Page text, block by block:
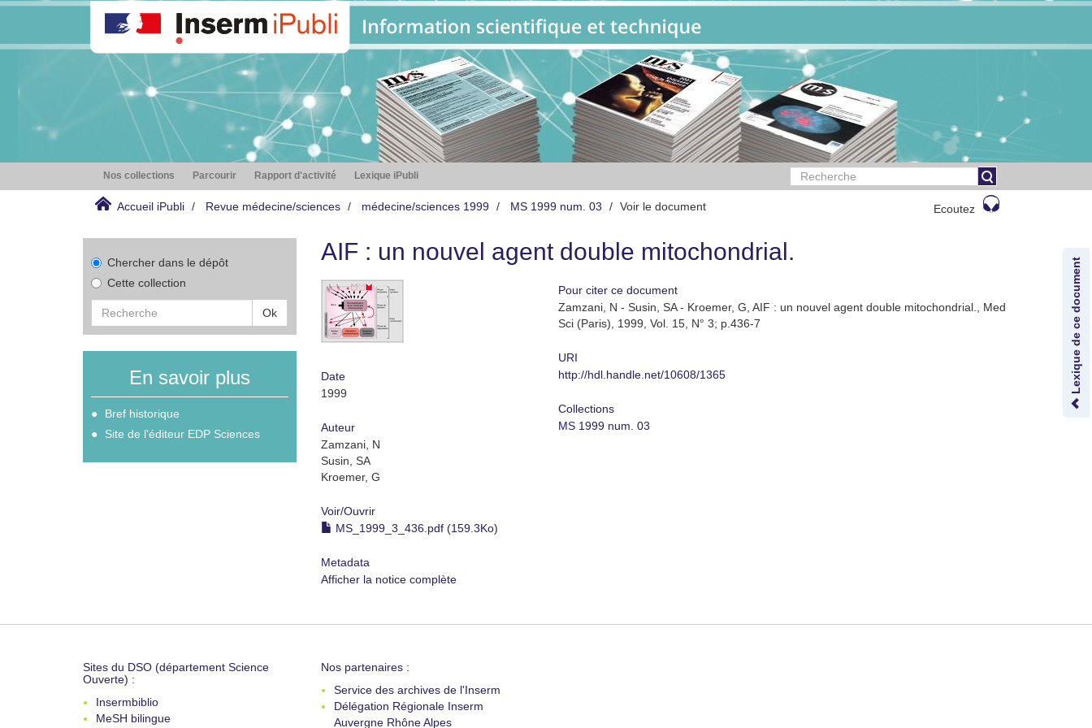
Nos collections Parcourir Rapport d'activité Lexique iPubli
Accueil iPubli Revue médecine/sciences médecine/sciences 1999 MS 1999 num. 03 Voir le document Ecoutez
Lexique de ce document
Chercher dans le dépôt
Cette collection
Ok
En savoir plus
Bref historique
Site de l'éditeur EDP Sciences
AIF : un nouvel agent double mitochondrial.
Date
1999
Auteur
Zamzani, N
Susin, SA
Kroemer, G
Voir/Ouvrir
MS_1999_3_436.pdf (159.3Ko)
Metadata
Afficher la notice complète
Pour citer ce document
Zamzani, N - Susin, SA - Kroemer, G, AIF : un nouvel agent double mitochondrial., Med
Sci (Paris), 1999, Vol. 15, N° 3; p.436-7
URI
http://hdl.handle.net/10608/1365
Collections
MS 1999 num. 03
Sites du DSO (département Science
Ouverte) :
Insermbiblio
MeSH bilingue
Nos partenaires :
Service des archives de l'Inserm
Délégation Régionale Inserm
Auvergne Rhône Alpes